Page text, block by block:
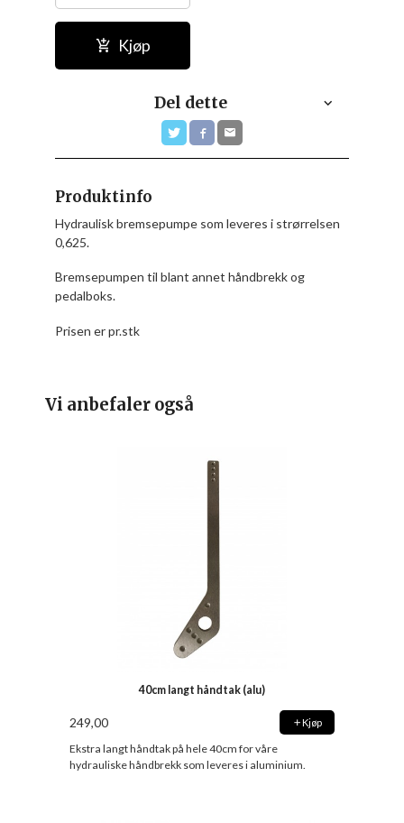
Kjøp
Del dette
Produktinfo
Hydraulisk bremsepumpe som leveres i strørrelsen
0,625.
Bremsepumpen til blant annet håndbrekk og
pedalboks.
Prisen er pr.stk
Vi anbefaler også
40cm langt håndtak (alu)
249,00 Kjøp
Ekstra langt håndtak på hele 40cm for våre
hydrauliske håndbrekk som leveres i aluminium.